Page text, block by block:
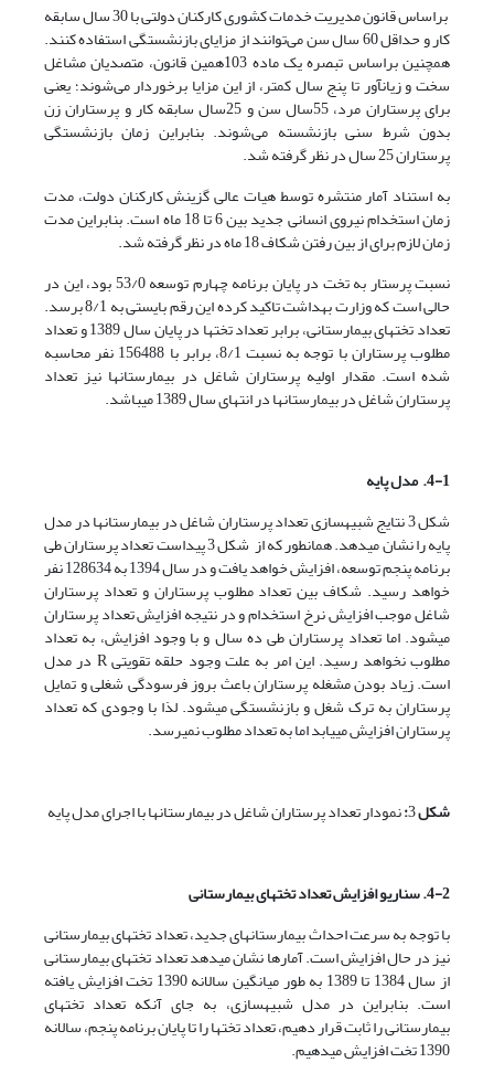
براساس قانون مدیریت خدمات کشوری کارکنان دولتی با 30 سال سابقه
کار و حداقل 60 سال سن می‌توانند از مزایای بازنشستگی استفاده کنند.
همچنین براساس تبصره یک ماده 103همین قانون، متصدیان مشاغل
سخت و زیان­آور تا پنج سال کمتر، از این مزایا برخوردار می‌شوند؛ یعنی
برای پرستاران مرد، 55سال سن و 25سال سابقه کار و پرستاران زن
بدون شرط سنی بازنشسته می‌شوند. بنابراین زمان بازنشستگی
پرستاران 25 سال در نظر گرفته شد.
به استناد آمار منتشره توسط هیات عالی گزینش کارکنان دولت، مدت
زمان استخدام نیروی انسانی جدید بین 6 تا 18 ماه است. بنابراین مدت
زمان لازم برای از بین رفتن شکاف 18 ماه در نظر گرفته شد.
نسبت پرستار به تخت در پایان برنامه چهارم توسعه 53/0 بود، این در
حالی است که وزارت بهداشت تاکید کرده این رقم بایستی به 8/1 برسد.
تعداد تخت­های بیمارستانی، برابر تعداد تخت­ها در پایان سال 1389 و تعداد
مطلوب پرستاران با توجه به نسبت 8/1، برابر با 156488 نفر محاسبه
شده است. مقدار اولیه پرستاران شاغل در بیمارستان­ها نیز تعداد
پرستاران شاغل در بیمارستان­ها در انتهای سال 1389 می­باشد.
4-1. مدل پایه
شکل 3 نتایج شبیه­سازی تعداد پرستاران شاغل در بیمارستان­ها در مدل
پایه را نشان می­دهد. همان­طور که از شکل 3 پیداست تعداد پرستاران طی
برنامه پنجم توسعه، افزایش خواهد یافت و در سال 1394 به 128634 نفر
خواهد رسید. شکاف بین تعداد مطلوب پرستاران و تعداد پرستاران
شاغل موجب افزایش نرخ استخدام و در نتیجه افزایش تعداد پرستاران
می­شود. اما تعداد پرستاران طی ده سال و با وجود افزایش، به تعداد
مطلوب نخواهد رسید. این امر به علت وجود حلقه تقویتی R در مدل
است. زیاد بودن مشغله پرستاران باعث بروز فرسودگی شغلی و تمایل
پرستاران به ترک شغل و بازنشستگی می­شود. لذا با وجودی که تعداد
پرستاران افزایش می­یابد اما به تعداد مطلوب نمی­رسد.
شکل3
:نمودار تعداد پرستاران شاغل در بیمارستان­ها با اجرای مدل پایه
4-2. سناریو افزایش تعداد تخت­های بیمارستانی
با توجه به سرعت احداث بیمارستان­های جدید، تعداد تخت­های بیمارستانی
نیز در حال افزایش است. آمارها نشان می­دهد تعداد تخت­های بیمارستانی
از سال 1384 تا 1389 به طور میانگین سالانه 1390 تخت افزایش یافته
است. بنابراین در مدل شبیه­سازی، به جای آن­که تعداد تخت­های
بیمارستانی را ثابت قرار دهیم، تعداد تخت­ها را تا پایان برنامه پنجم، سالانه
1390 تخت افزایش می­دهیم.